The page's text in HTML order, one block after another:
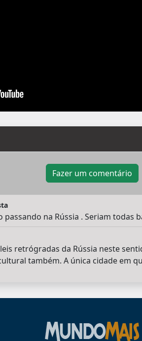
Fazer um comentário
na Rússia . Seriam todas
retrógradas da Rússia neste
também. A única cidade em